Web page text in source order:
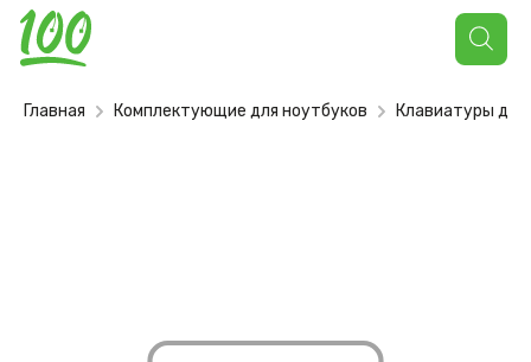
Поиск
товаров
Главная Комплектующие для ноутбуков Клавиатуры для